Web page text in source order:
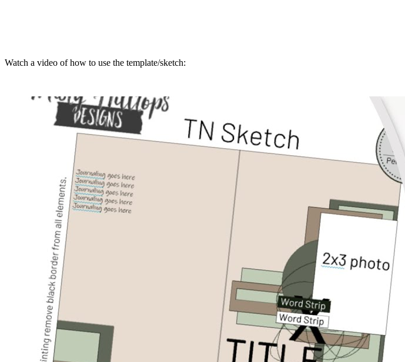
Watch a video of how to use the template/sketch: